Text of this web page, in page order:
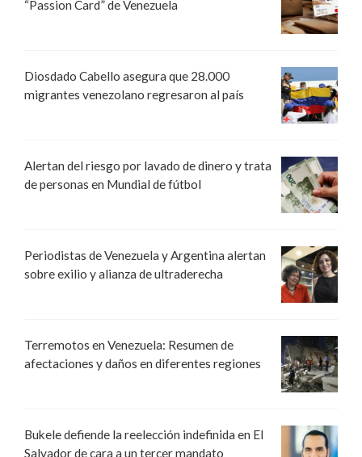
“Passion Card” de Venezuela
Diosdado Cabello asegura que 28.000
migrantes venezolano regresaron al país
Alertan del riesgo por lavado de dinero y trata
de personas en Mundial de fútbol
Periodistas de Venezuela y Argentina alertan
sobre exilio y alianza de ultraderecha
Terremotos en Venezuela: Resumen de
afectaciones y daños en diferentes regiones
Bukele defiende la reelección indefinida en El
Salvador de cara a un tercer mandato